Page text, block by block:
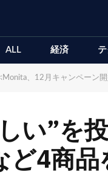
ALL 経済
Monita、12月キャンペー
い”を
ど4商